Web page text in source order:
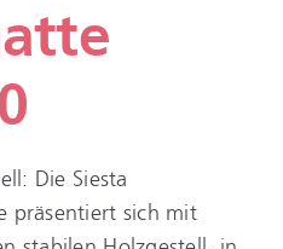
Die Siesta
präsentiert sich mit